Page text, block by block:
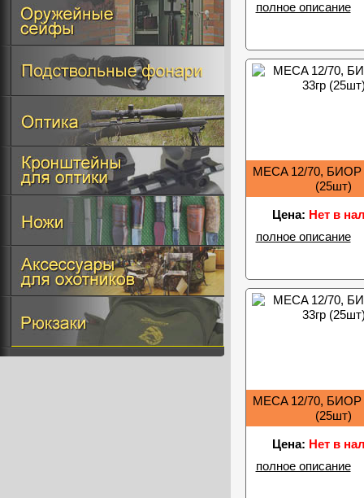
полное описание
MECA 12/70,
(25шт)
Цена: Нет в
полное описание
MECA 12/70,
(25шт)
Цена: Нет в
полное описание